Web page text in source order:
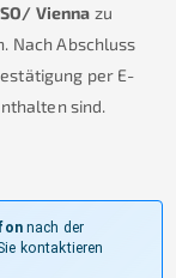
SO/ Vienna zu
Nach Abschluss
per E-
sind.
nach der
kontaktieren